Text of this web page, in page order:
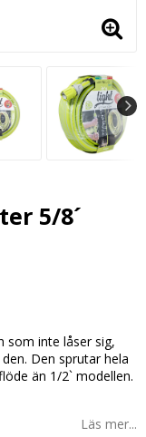
5/8´
som inte låser sig,
Den sprutar hela
än 1/2` modellen.
Läs mer...